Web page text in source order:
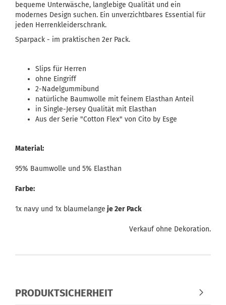
bequeme Unterwäsche, langlebige Qualität und ein
modernes Design suchen. Ein unverzichtbares Essential für
jeden Herrenkleiderschrank.
Sparpack - im praktischen 2er Pack.
Slips für Herren
ohne Eingriff
2-Nadelgummibund
natürliche Baumwolle mit feinem Elasthan Anteil
in Single-Jersey Qualität mit Elasthan
Aus der Serie "Cotton Flex" von Cito by Esge
Material:
95% Baumwolle und 5% Elasthan
Farbe:
1x navy und 1x blaumelange je 2er Pack
Verkauf ohne Dekoration.
PRODUKTSICHERHEIT